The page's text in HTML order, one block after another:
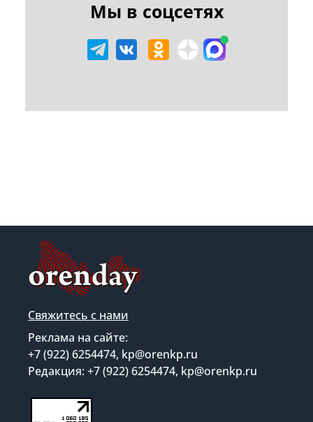
Мы в соцсетях
Свяжитесь с нами
Реклама на сайте:
+7 (922) 6254474, kp@orenkp.ru
Редакция: +7 (922) 6254474, kp@orenkp.ru